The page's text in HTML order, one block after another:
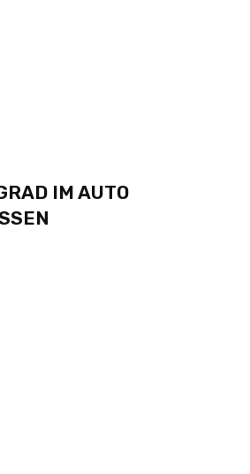
IM AUTO